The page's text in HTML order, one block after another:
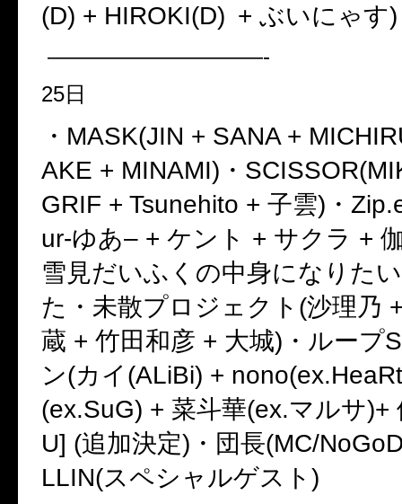
(D) + HIROKI(D) + ぶいにゃす)
——————————-
25日
・ MASK(JIN + SANA +
AKE + MINAMI) ・
GRIF + Tsunehito + 子雲) ・
ur-ゆあ– + ケント + サクラ +
雪見だいふくの中身になりた
た・未散プロジェクト (沙理乃
蔵 + 竹田和彦 + 大城) ・ループ
ン(カイ (ALiBi) +
(ex.SuG) + 菜斗華(ex.マルサ)+
U] (追加決定) ・団長(MC/
LLIN(スペシャルゲスト )